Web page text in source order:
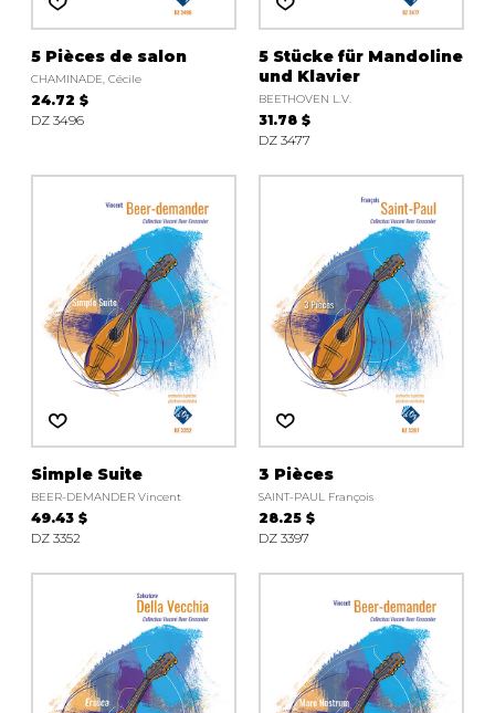
5 Pièces de salon
CHAMINADE, Cécile
24.72 $
DZ 3496
5 Stücke für Mandoline
und Klavier
BEETHOVEN L.V.
31.78 $
DZ 3477
Simple Suite
BEER-DEMANDER Vincent
49.43 $
DZ 3352
3 Pièces
SAINT-PAUL François
28.25 $
DZ 3397